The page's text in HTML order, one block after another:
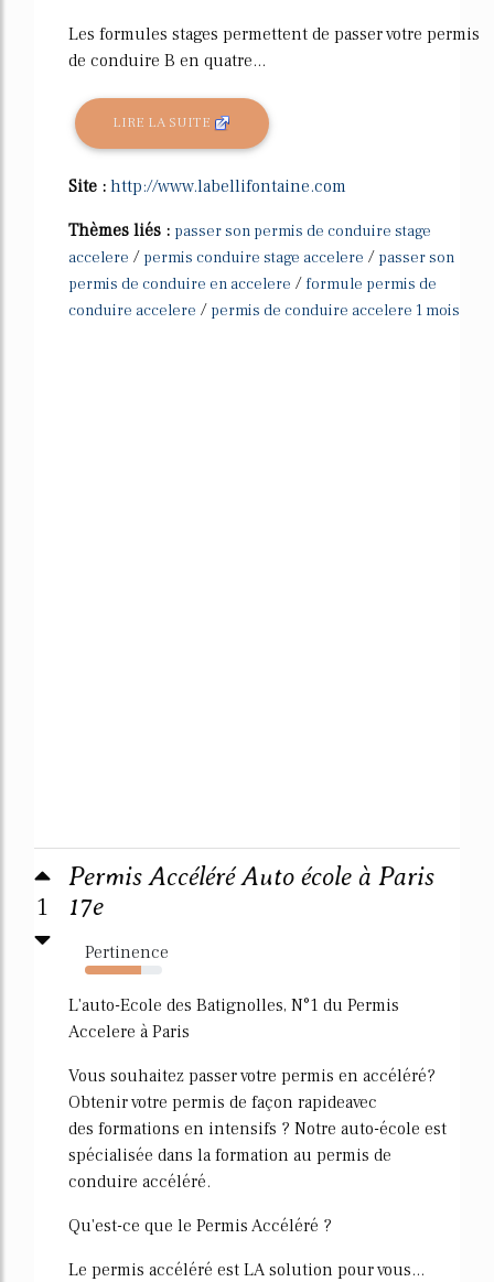
Les formules stages permettent de passer votre permis
de conduire B en quatre...
LIRE LA SUITE
Site : http://www.labellifontaine.com
Thèmes liés : passer son permis de conduire stage
accelere / permis conduire stage accelere / passer son
permis de conduire en accelere / formule permis de
conduire accelere / permis de conduire accelere 1 mois
1
Permis Accéléré Auto école à Paris
17e
Pertinence
73%
L'auto-Ecole des Batignolles, N°1 du Permis
Accelere à Paris
Vous souhaitez passer votre permis en accéléré?
Obtenir votre permis de façon rapideavec
des formations en intensifs ? Notre auto-école est
spécialisée dans la formation au permis de
conduire accéléré.
Qu'est-ce que le Permis Accéléré ?
Le permis accéléré est LA solution pour vous...